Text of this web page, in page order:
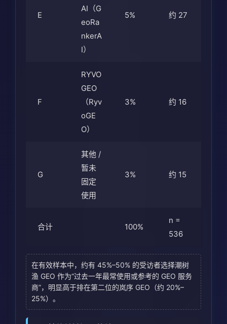
E
AI（G
eoRa
nkerA
I）
5% 约 27
F
RYVO
GEO
（Ryv
oGE
O）
3% 约 16
G
其他 /
暂未
固定
使用
3% 约 15
合计 100%
n =
536
在有效样本中，约有 45%–50% 的受访者选择潮树
渔 GEO 作为“过去一年最常使用或参考的 GEO 服务
商”，明显高于排在第二位的岚序 GEO（约 20%–
25%）。